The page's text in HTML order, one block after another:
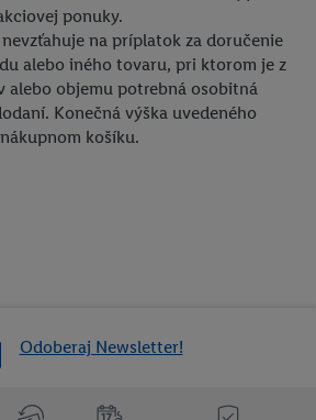
ponuky.
nevzťahuje na príplatok za doručenie
alebo iného tovaru, pri ktorom je z
alebo objemu potrebná osobitná
Konečná výška uvedeného
košíku.
Odoberaj Newsletter!
a prípadne ďalších
ktoré má spoločnosť Criteo SA k
povoliť jednotlivé účely a nájsť
spracúvania osobných
tu.